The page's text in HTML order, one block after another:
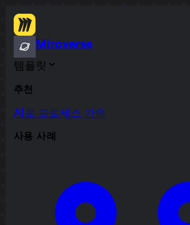
Miroverse
템플릿
추천
AI로 프로세스 가속
사용 사례